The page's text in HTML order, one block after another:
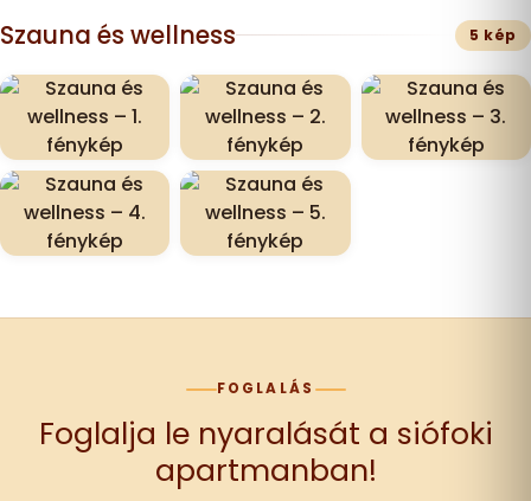
Szauna és wellness 5 kép
FOGLALÁS
Foglalja le nyaralását a siófoki
apartmanban!